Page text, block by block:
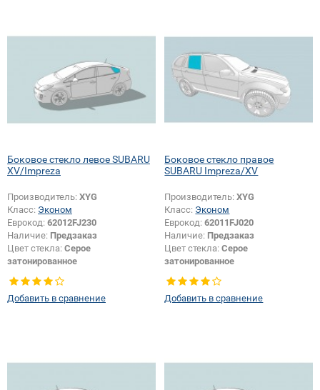
Боковое стекло левое SUBARU
XV/Impreza
Производитель: XYG
Класс: Эконом
Еврокод: 62012FJ230
Наличие: Предзаказ
Цвет стекла: Серое
затонированное
Тип стекла: Боковое стекло левое
Добавить в сравнение
Боковое стекло правое
SUBARU Impreza/XV
Производитель:XYG
Класс: Эконом
Еврокод:62011FJ020
Наличие: Предзаказ
Цвет стекла:Серое
затонированное
Тип стекла:Боковое стекло
правое
Добавить в сравнение